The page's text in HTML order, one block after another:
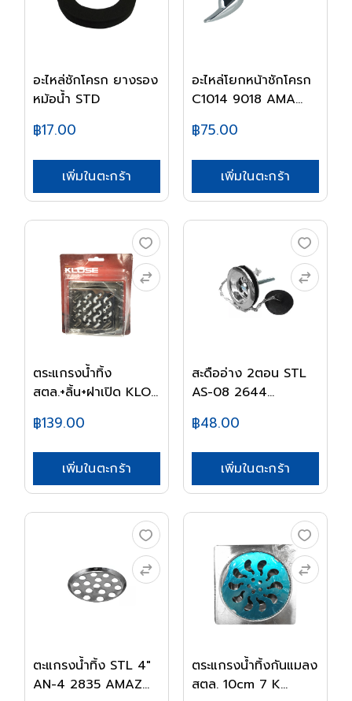
อะไหล่ชักโครก ยางรอง
หม้อน้ำ STD
฿17.00
เพิ่มในตะกร้า
อะไหล่โยกหน้าชักโครก
C1014 9018 AMA...
฿75.00
เพิ่มในตะกร้า
ตระแกรงน้ำทิ้ง
สตล.+ลิ้น+ฝาเปิด KLO...
฿139.00
เพิ่มในตะกร้า
สะดืออ่าง 2ตอน STL
AS-08 2644
฿48.00
เพิ่มในตะกร้า
ตะแกรงน้ำทิ้ง STL 4"
AN-4 2835 AMAZ...
ตระแกรงน้ำทิ้งกันแมลง
สตล. 10cm 7 K...